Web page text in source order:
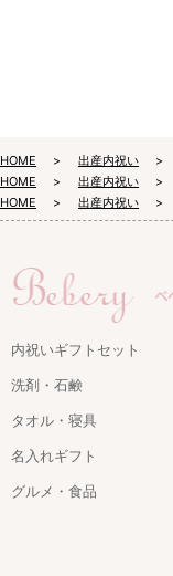
HOME 出産内祝い
HOME
出産内祝い
HOME
出産内祝い
内祝いギフトセット
洗剤・石鹸
タオル・寝具
名入れギフト
グルメ・食品